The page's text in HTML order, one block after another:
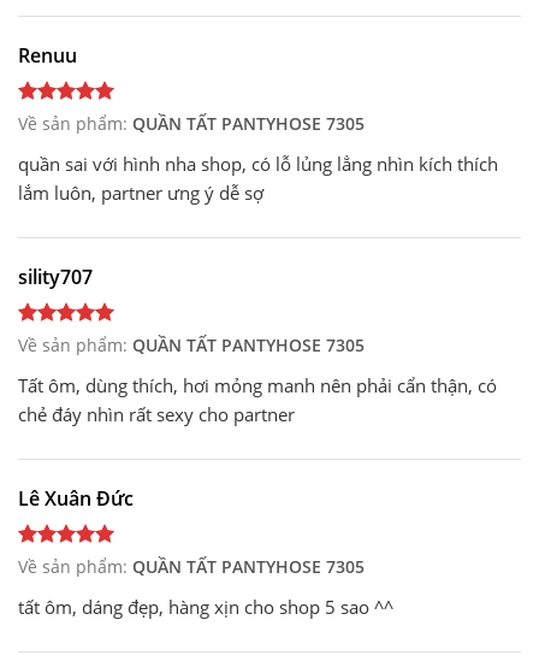
Renuu
Về sản phẩm: QUẦN TẤT PANTYHOSE 7305
quần sai với hình nha shop, có lỗ lủng lẳng nhìn kích thích
lắm luôn, partner ưng ý dễ sợ
sility707
Về sản phẩm: QUẦN TẤT PANTYHOSE 7305
Tất ôm, dùng thích, hơi mỏng manh nên phải cẩn thận, có
chẻ đáy nhìn rất sexy cho partner
Lê Xuân Đức
Về sản phẩm: QUẦN TẤT PANTYHOSE 7305
tất ôm, dáng đẹp, hàng xịn cho shop 5 sao ^^